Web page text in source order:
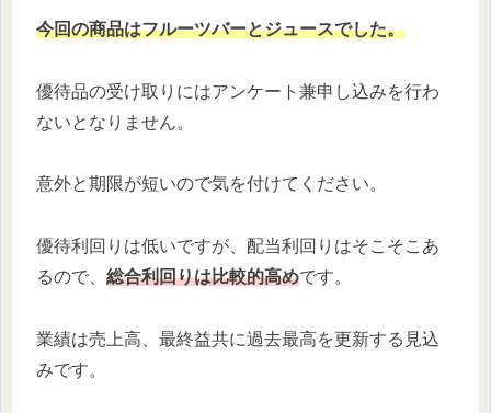
今回の商品はフルーツバーとジュースでした。
優待品の受け取りにはアンケート兼申し込みを行わ
ないとなりません。
意外と期限が短いので気を付けてください。
優待利回りは低いですが、配当利回りはそこそこあ
るので、 総合利回りは比較的高めです。
業績は売上高、最終益共に過去最高を更新する見込
みです。